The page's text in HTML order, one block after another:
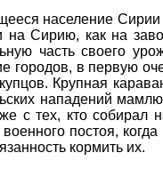
население Сирии
на Сирию, как на
часть своего
городов, в первую
Крупная
нападений
с тех, кто собирал
военного постоя,
кормить их.